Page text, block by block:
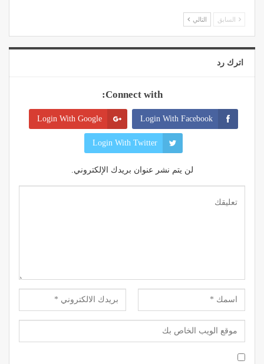
السابق التالي
اترك رد
Connect with:
Login With Facebook
Login With Google
Login With Twitter
لن يتم نشر عنوان بريدك الإلكتروني.